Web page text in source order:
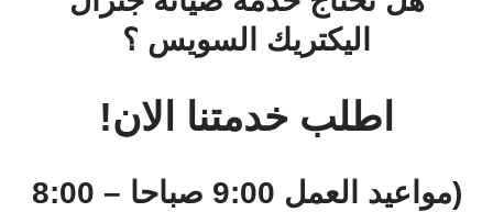
اليكتريك السويس ؟
اطلب خدمتنا الان!
(مواعيد العمل 9:00 صباحا – 8:00